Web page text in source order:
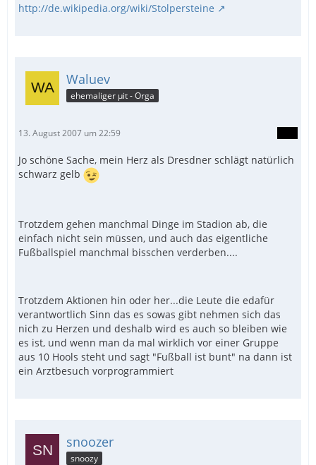
http://de.wikipedia.org/wiki/Stolpersteine
Waluev
ehemaliger µit - Orga
13. August 2007 um 22:59
Jo schöne Sache, mein Herz als Dresdner schlägt natürlich
schwarz gelb
Trotzdem gehen manchmal Dinge im Stadion ab, die
einfach nicht sein müssen, und auch das eigentliche
Fußballspiel manchmal bisschen verderben....
Trotzdem Aktionen hin oder her...die Leute die edafür
verantwortlich Sinn das es sowas gibt nehmen sich das
nich zu Herzen und deshalb wird es auch so bleiben wie
es ist, und wenn man da mal wirklich vor einer Gruppe
aus 10 Hools steht und sagt "Fußball ist bunt" na dann ist
ein Arztbesuch vorprogrammiert
snoozer
snoozy